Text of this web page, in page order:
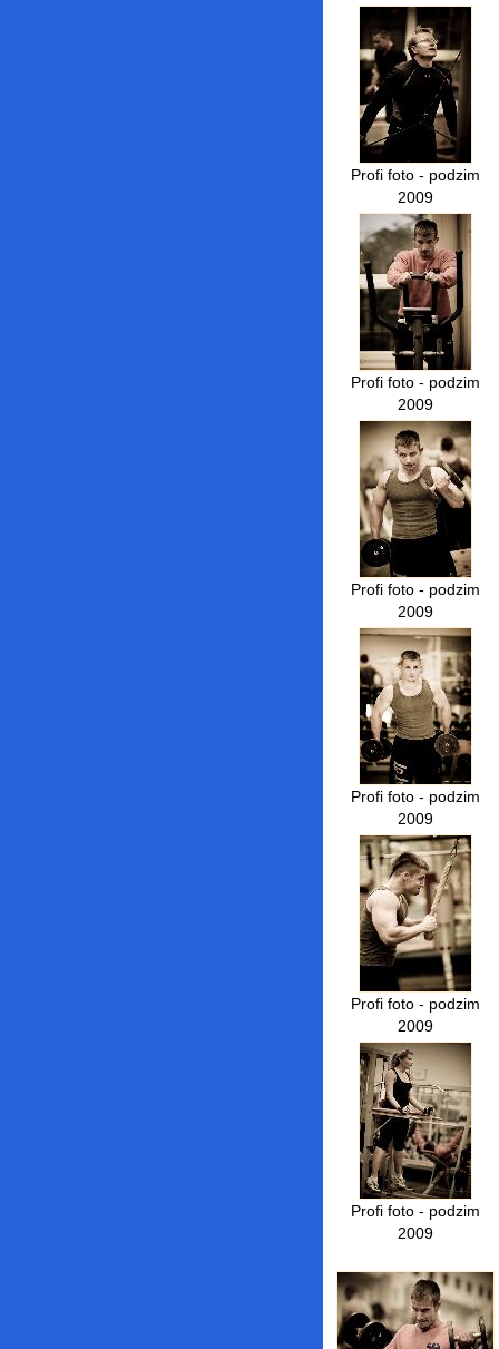
Profi foto - podzim
2009
Profi foto - podzim
2009
Profi foto - podzim
2009
Profi foto - podzim
2009
Profi foto - podzim
2009
Profi foto - podzim
2009